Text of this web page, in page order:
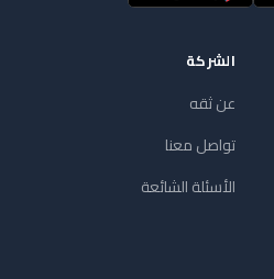
الشركة
عن ثقه
تواصل معنا
الأسئلة الشائعة